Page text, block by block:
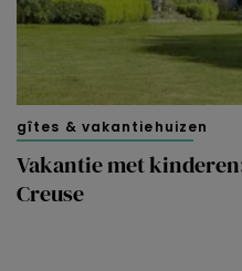
gîtes & vakantiehuizen
Vakantie met
Creuse